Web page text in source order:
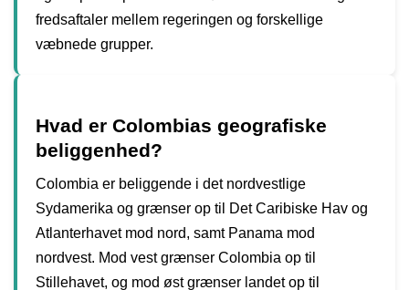
fredsaftaler mellem regeringen og forskellige
væbnede grupper.
Hvad er Colombias geografiske
beliggenhed?
Colombia er beliggende i det nordvestlige
Sydamerika og grænser op til Det Caribiske Hav og
Atlanterhavet mod nord, samt Panama mod
nordvest. Mod vest grænser Colombia op til
Stillehavet, og mod øst grænser landet op til